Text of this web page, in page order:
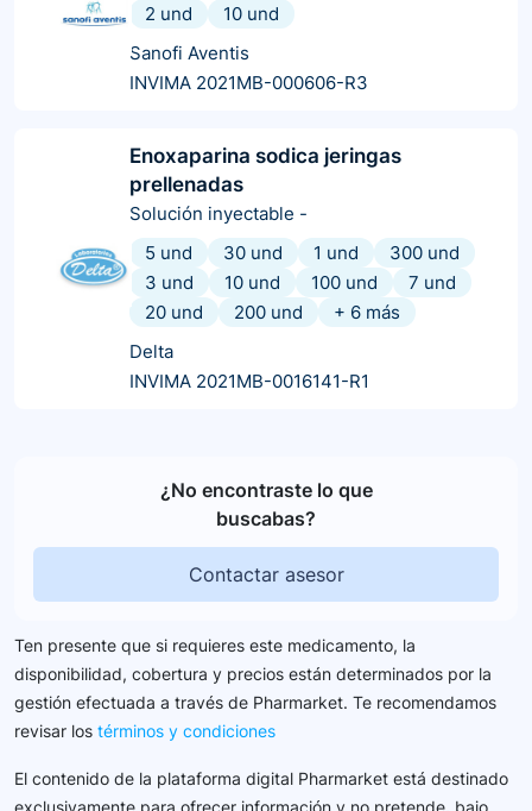
2 und
10 und
Sanofi Aventis
INVIMA 2021MB-000606-R3
Enoxaparina sodica jeringas
prellenadas
Solución inyectable -
5 und
30 und 1 und
300 und
3 und
10 und 100 und
7 und
20 und
200 und + 6 más
Delta
INVIMA 2021MB-0016141-R1
¿No encontraste lo que
buscabas?
Contactar asesor
Ten presente que si requieres este medicamento, la
disponibilidad, cobertura y precios están determinados por la
gestión efectuada a través de Pharmarket. Te recomendamos
revisar los términos y condiciones
El contenido de la plataforma digital Pharmarket está destinado
exclusivamente para ofrecer información y no pretende, bajo